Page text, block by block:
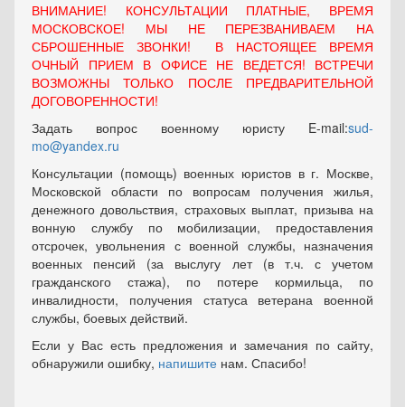
ВНИМАНИЕ! КОНСУЛЬТАЦИИ ПЛАТНЫЕ, ВРЕМЯ
МОСКОВСКОЕ! МЫ НЕ ПЕРЕЗВАНИВАЕМ НА
СБРОШЕННЫЕ ЗВОНКИ! В НАСТОЯЩЕЕ ВРЕМЯ
ОЧНЫЙ ПРИЕМ В ОФИСЕ НЕ ВЕДЕТСЯ! ВСТРЕЧИ
ВОЗМОЖНЫ ТОЛЬКО ПОСЛЕ ПРЕДВАРИТЕЛЬНОЙ
ДОГОВОРЕННОСТИ!
Задать вопрос военному юристу E-mail:sud-
mo@yandex.ru
Консультации (помощь) военных юристов в г. Москве,
Московской области по вопросам получения жилья,
денежного довольствия, страховых выплат, призыва на
вонную службу по мобилизации, предоставления
отсрочек, увольнения с военной службы, назначения
военных пенсий (за выслугу лет (в т.ч. с учетом
гражданского стажа), по потере кормильца, по
инвалидности, получения статуса ветерана военной
службы, боевых действий.
Если у Вас есть предложения и замечания по сайту,
обнаружили ошибку, напишите нам. Спасибо!